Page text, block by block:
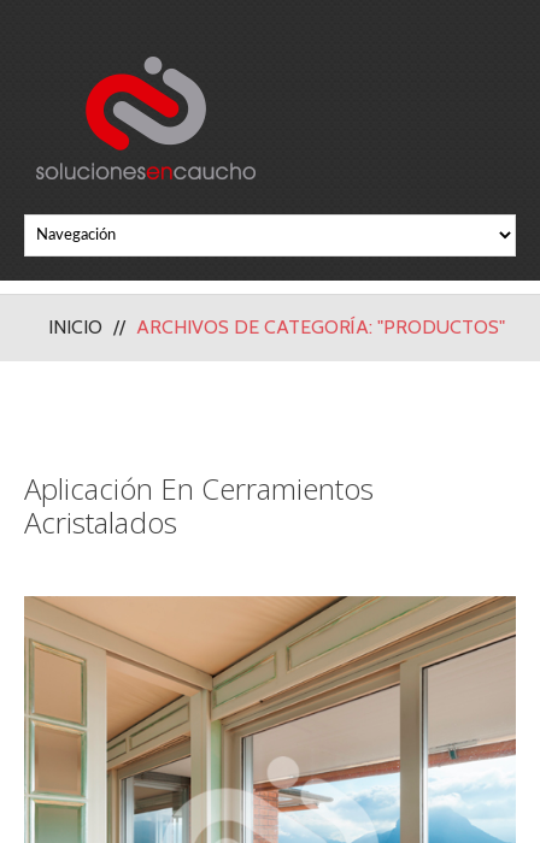
INICIO ARCHIVOS DE CATEGORÍA: "PRODUCTOS"
Aplicación En Cerramientos
Acristalados